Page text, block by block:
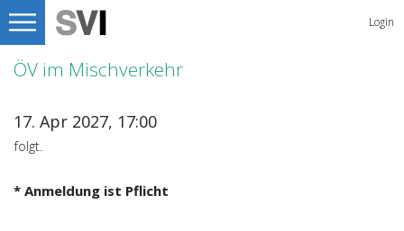
Login
ÖV im Mischverkehr
17. Apr 2027, 17:00
folgt.
* Anmeldung ist Pflicht